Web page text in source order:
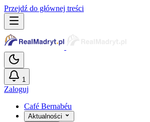
Przejdź do głównej treści
1
Zaloguj
Café Bernabéu
Aktualności